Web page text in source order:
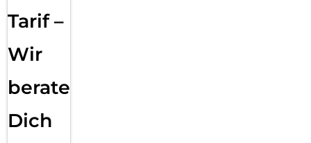
Tarif –
Wir
beraten
Dich